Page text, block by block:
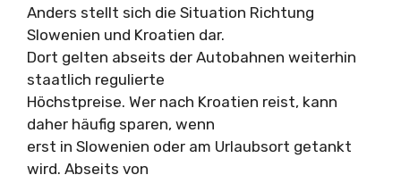
Anders stellt sich die Situation Richtung
Slowenien und Kroatien dar.
Dort gelten abseits der Autobahnen weiterhin
staatlich regulierte
Höchstpreise. Wer nach Kroatien reist, kann
daher häufig sparen, wenn
erst in Slowenien oder am Urlaubsort getankt
wird. Abseits von